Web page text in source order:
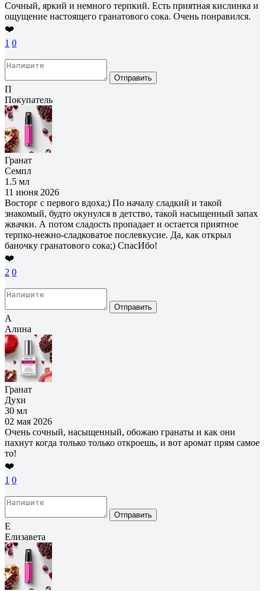
Сочный, яркий и немного терпкий. Есть приятная кислинка и
ощущение настоящего гранатового сока. Очень понравился.
❤️
1 0
Отправить
П
Покупатель
Гранат
Семпл
1.5 мл
11 июня 2026
Восторг с первого вдоха;) По началу сладкий и такой
знакомый, будто окунулся в детство, такой насыщенный запах
жвачки. А потом сладость пропадает и остается приятное
терпко-нежно-сладковатое послевкусие. Да, как открыл
баночку гранатового сока;) СпасИбо!
❤️
2 0
Отправить
А
Алина
Гранат
Духи
30 мл
02 мая 2026
Очень сочный, насыщенный, обожаю гранаты и как они
пахнут когда только только откроешь, и вот аромат прям самое
то!
❤️
1 0
Отправить
Е
Елизавета